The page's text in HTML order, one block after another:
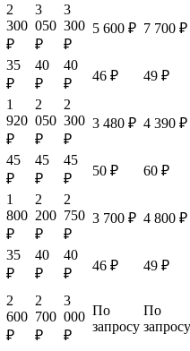
2
300
₽
3
050
₽
3
300
₽
5 600 ₽ 7 700 ₽
35
₽
40
₽
40
₽
46 ₽ 49 ₽
1
920
₽
2
050
₽
2
300
₽
3 480 ₽ 4 390 ₽
45
₽
45
₽
45
₽
50 ₽ 60 ₽
1
800
₽
2
200
₽
2
750
₽
3 700 ₽ 4 800 ₽
35
₽
40
₽
40
₽
46 ₽
49 ₽
2
600
₽
2
700
₽
3
000
₽
По
запросу
По
запросу